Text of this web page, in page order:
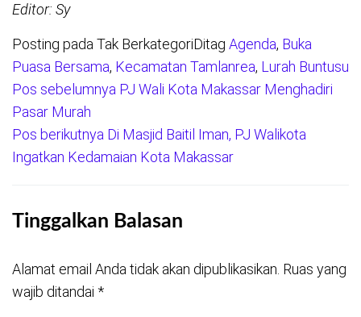
Editor: Sy
Posting pada Tak BerkategoriDitag Agenda, Buka
Puasa Bersama, Kecamatan Tamlanrea, Lurah Buntusu
Navigasi
pos
Pos sebelumnya PJ Wali Kota Makassar Menghadiri
Pasar Murah
Pos berikutnya Di Masjid Baitil Iman, PJ Walikota
Ingatkan Kedamaian Kota Makassar
Tinggalkan Balasan
Alamat email Anda tidak akan dipublikasikan. Ruas yang
wajib ditandai *